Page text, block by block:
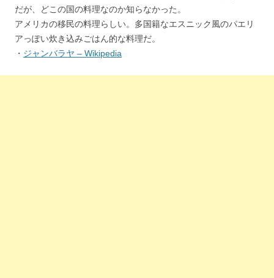
だが、どこの国の料理なのか知らなかった。
アメリカの移民の料理らしい。多国籍なエスニック風のパエリ
アっぽい炊き込みごはん的な料理だ。
・ ジャンバラヤ – Wikipedia